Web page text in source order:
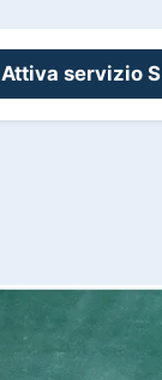
Attiva servizio